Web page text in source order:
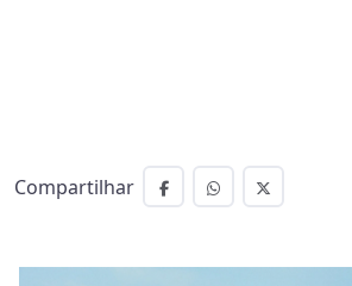
Compartilhar